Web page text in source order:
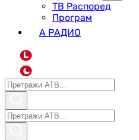
ТВ Распоред
Програм
А РАДИО
L